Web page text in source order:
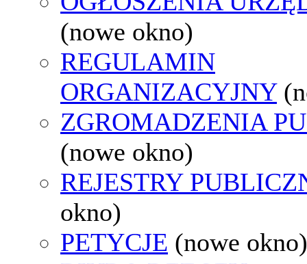
(nowe okno)
REGULAMIN
ORGANIZACYJNY
ZGROMADZENIA
(nowe okno)
REJESTRY
okno)
PETYCJE (nowe okno)